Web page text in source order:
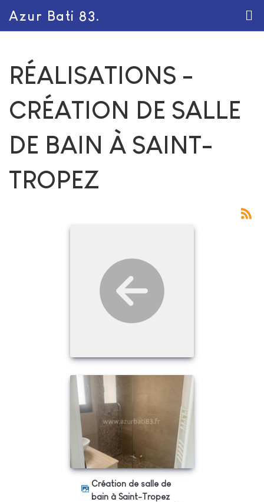
Azur Bati 83.
RÉALISATIONS -
CRÉATION DE SALLE
DE BAIN À SAINT-
TROPEZ
Création de salle de
bain à Saint-Tropez